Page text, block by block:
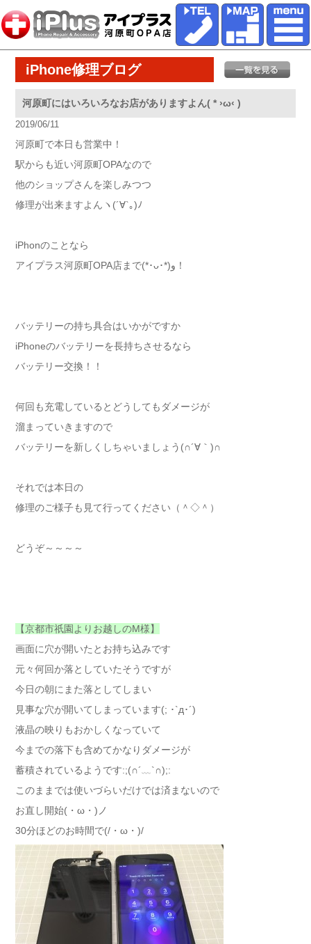
iPhone修理ブログ
河原町にはいろいろなお店がありますよん( * ›ω‹ )
2019/06/11
河原町で本日も営業中！
駅からも近い河原町OPAなので
他のショップさんを楽しみつつ
修理が出来ますよんヽ(´∀`｡)ﾉ
iPhonのことなら
アイプラス河原町OPA店まで(*･ᴗ･*)و！
バッテリーの持ち具合はいかがですか
iPhoneのバッテリーを長持ちさせるなら
バッテリー交換！！
何回も充電しているとどうしてもダメージが
溜まっていきますので
バッテリーを新しくしちゃいましょう(∩´∀｀)∩
それでは本日の
修理のご様子も見て行ってください（＾◇＾）
どうぞ～～～～
【京都市祇園よりお越しのM様】
画面に穴が開いたとお持ち込みです
元々何回か落としていたそうですが
今日の朝にまた落としてしまい
見事な穴が開いてしまっています(; ･`д･´)
液晶の映りもおかしくなっていて
今までの落下も含めてかなりダメージが
蓄積されているようです:;(∩´﹏`∩);:
このままでは使いづらいだけでは済まないので
お直し開始(・ω・)ノ
30分ほどのお時間で(/・ω・)/